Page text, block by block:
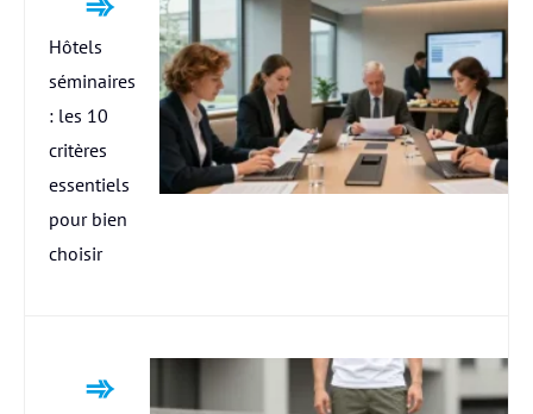
Hôtels
séminaires
: les 10
critères
essentiels
pour bien
choisir